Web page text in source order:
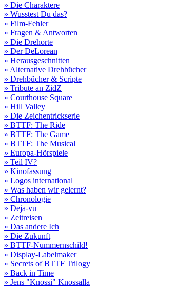
» Die Charaktere
» Wusstest Du das?
» Film-Fehler
» Fragen & Antworten
» Die Drehorte
» Der DeLorean
» Herausgeschnitten
» Alternative Drehbücher
» Drehbücher & Scripte
» Tribute an ZidZ
» Courthouse Square
» Hill Valley
» Die Zeichentrickserie
» BTTF: The Ride
» BTTF: The Game
» BTTF: The Musical
» Europa-Hörspiele
» Teil IV?
» Kinofassung
» Logos international
» Was haben wir gelernt?
» Chronologie
» Deja-vu
» Zeitreisen
» Das andere Ich
» Die Zukunft
» BTTF-Nummernschild!
» Display-Labelmaker
» Secrets of BTTF Trilogy
» Back in Time
» Jens "Knossi" Knossalla